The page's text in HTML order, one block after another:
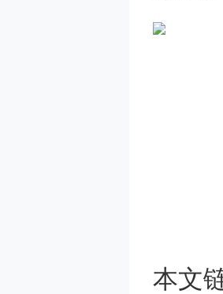
本文